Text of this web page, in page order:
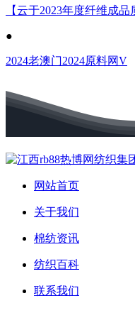
【云于2023年度纤维成
●
2024老澳门2024原料网V
网站首页
关于我们
棉纺资讯
纺织百科
联系我们